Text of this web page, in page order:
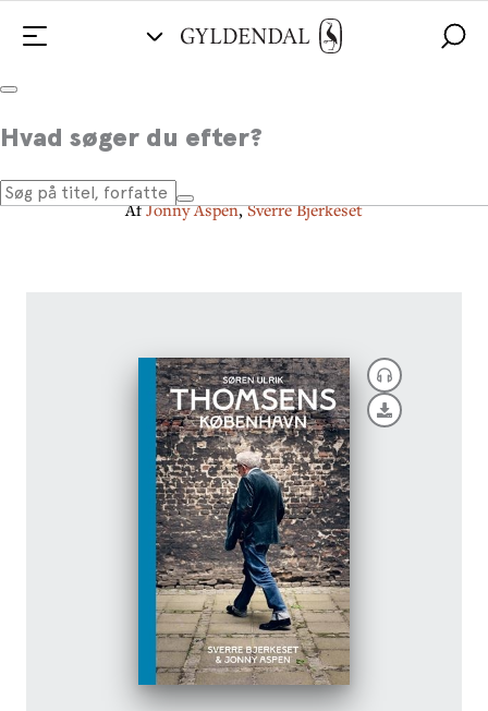
Hvad søger du efter?
Søren Ulrik Thomsens
København
AfJonny Aspen,Sverre Bjerkeset